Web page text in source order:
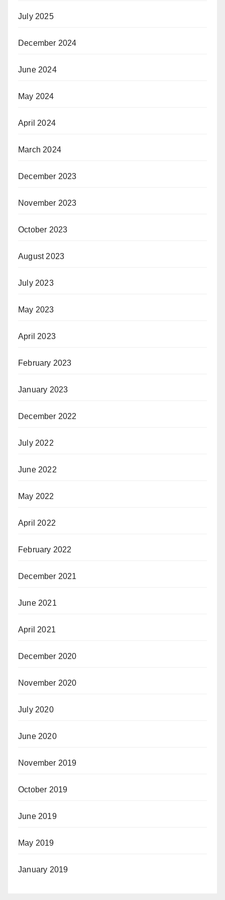
July 2025
December 2024
June 2024
May 2024
April 2024
March 2024
December 2023
November 2023
October 2023
August 2023
July 2023
May 2023
April 2023
February 2023
January 2023
December 2022
July 2022
June 2022
May 2022
April 2022
February 2022
December 2021
June 2021
April 2021
December 2020
November 2020
July 2020
June 2020
November 2019
October 2019
June 2019
May 2019
January 2019